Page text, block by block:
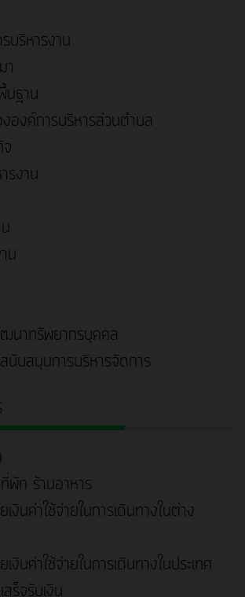
บริหารงาน
า
นฐาน
องค์การบริหารส่วนตำบล
รงาน
น
ฒนาทรัพยากรบุคคล
นับสนุนการบริหารจัดการ
พัก ร้านอาหาร
งินค่าใช้จ่ายในการเดินทางในต่าง
งินค่าใช้จ่ายในการเดินทางในประเทศ
ร็จรับเงิน